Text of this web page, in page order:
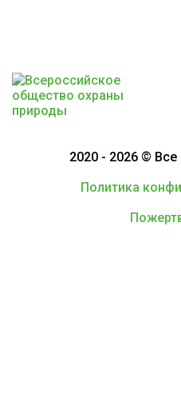
2020 - 2026 ©
Политика